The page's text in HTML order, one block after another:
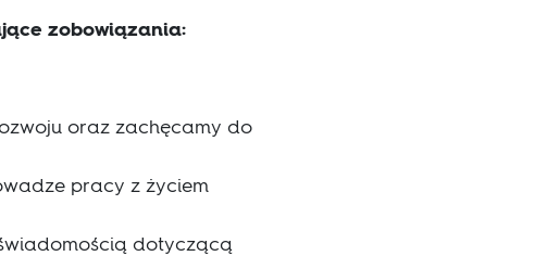
zobowiązania:
oraz zachęcamy do
pracy z życiem
dotyczącą